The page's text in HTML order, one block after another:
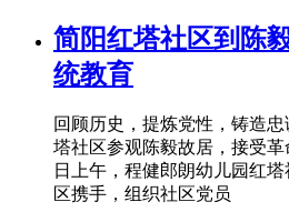
简阳红塔社区到陈
统教育
回顾历史，提炼党性，铸造
塔社区参观陈毅故居，接受
日上午，程健郎朗幼儿园红
区携手，组织社区党员